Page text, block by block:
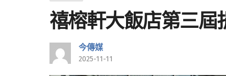
禧榕軒大飯店第三屆
今傳媒
2025-11-11